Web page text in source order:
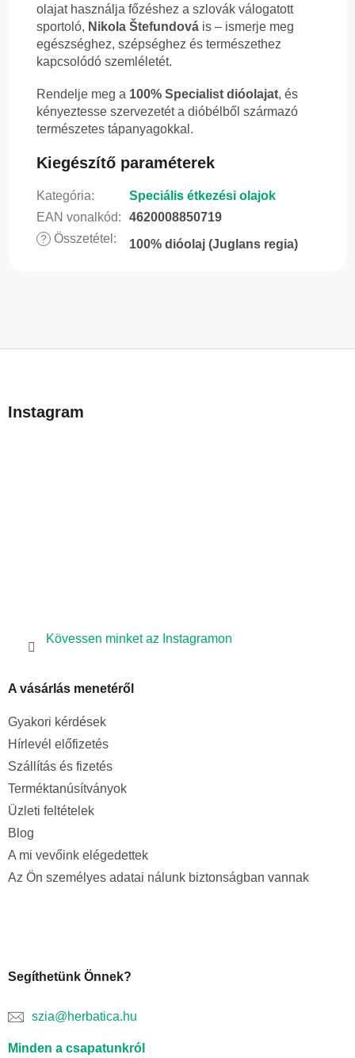
olajat használja főzéshez a szlovák válogatott
sportoló, Nikola Štefundová is – ismerje meg
egészséghez, szépséghez és természethez
kapcsolódó szemléletét.
Rendelje meg a 100% Specialist dióolajat, és
kényeztesse szervezetét a dióbélből származó
természetes tápanyagokkal.
Kiegészítő paraméterek
Kategória:
Speciális étkezési olajok
EAN vonalkód: 4620008850719
? Összetétel : 100% dióolaj (Juglans regia)
bInstagram
Kövessen minket az Instagramon
A vásárlás menetéről
Gyakori kérdések
Hírlevél előfizetés
Szállítás és fizetés
Terméktanúsítványok
Üzleti feltételek
Blog
A mi vevőink elégedettek
Az Ön személyes adatai nálunk biztonságban vannak
Segíthetünk Önnek?
szia@herbatica.hu
Minden a csapatunkról